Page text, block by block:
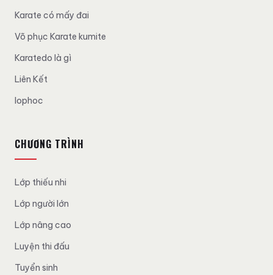
Karate có mấy đai
Võ phục Karate kumite
Karatedo là gì
Liên Kết
lophoc
CHƯƠNG TRÌNH
Lớp thiếu nhi
Lớp người lớn
Lớp nâng cao
Luyện thi đấu
Tuyển sinh